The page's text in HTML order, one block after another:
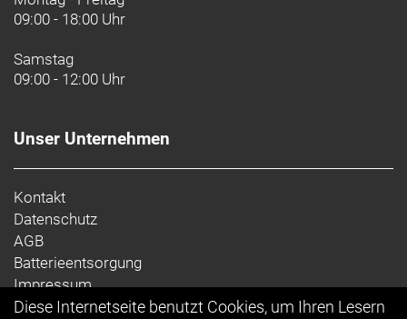
09:00 - 18:00 Uhr
Samstag
09:00 - 12:00 Uhr
Unser Unternehmen
Kontakt
Datenschutz
AGB
Batterieentsorgung
Impressum
Diese Internetseite benutzt Cookies, um Ihren Lesern